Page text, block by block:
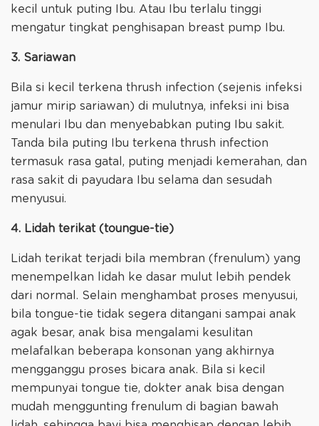
kecil untuk puting Ibu. Atau Ibu terlalu tinggi
mengatur tingkat penghisapan breast pump Ibu.
3. Sariawan
Bila si kecil terkena thrush infection (sejenis infeksi
jamur mirip sariawan) di mulutnya, infeksi ini bisa
menulari Ibu dan menyebabkan puting Ibu sakit.
Tanda bila puting Ibu terkena thrush infection
termasuk rasa gatal, puting menjadi kemerahan, dan
rasa sakit di payudara Ibu selama dan sesudah
menyusui.
4. Lidah terikat (toungue-tie)
Lidah terikat terjadi bila membran (frenulum) yang
menempelkan lidah ke dasar mulut lebih pendek
dari normal. Selain menghambat proses menyusui,
bila tongue-tie tidak segera ditangani sampai anak
agak besar, anak bisa mengalami kesulitan
melafalkan beberapa konsonan yang akhirnya
mengganggu proses bicara anak. Bila si kecil
mempunyai tongue tie, dokter anak bisa dengan
mudah menggunting frenulum di bagian bawah